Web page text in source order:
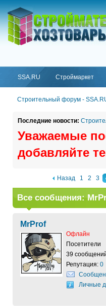
ФОРУМSSA.RU
SSA.RU Строймаркет
Строительный форум -
Последние новости:
Уважаемые
добавляйте
Назад 1 2 3
Все сообщения:
MrProf
Офлайн
Посетители
39
Репутация: 0
Личные